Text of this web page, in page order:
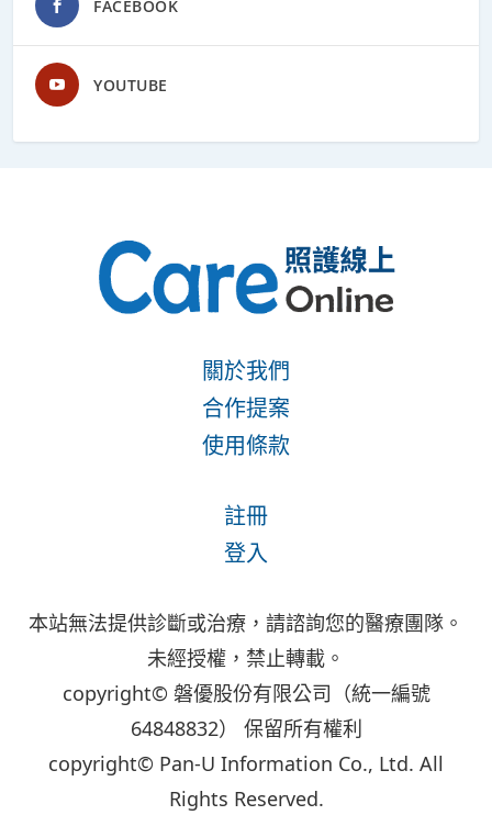
FACEBOOK
YOUTUBE
關於我們
合作提案
使用條款
註冊
登入
本站無法提供診斷或治療，請諮詢您的醫療團隊。
未經授權，禁止轉載。
copyright© 磐優股份有限公司（統一編號
64848832） 保留所有權利
copyright© Pan-U Information Co., Ltd. All
Rights Reserved.